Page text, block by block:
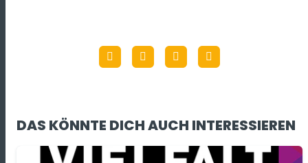
DAS KÖNNTE DICH AUCH INTERESSIEREN